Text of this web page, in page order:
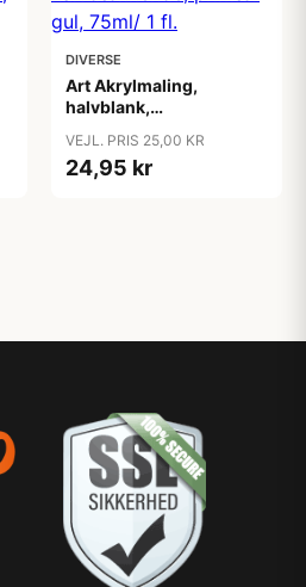
DIVERSE
Art Akrylmaling,
halvblank,
gul, 75ml/ 1 fl.
VEJL. PRIS 25,00 KR
24,95 kr